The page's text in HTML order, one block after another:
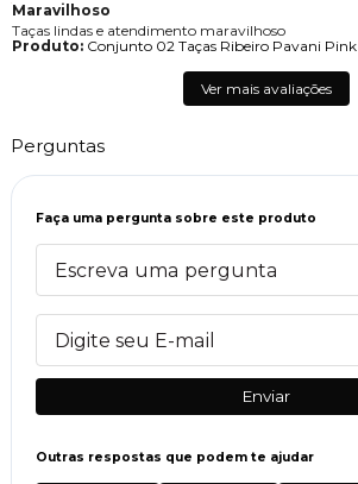
Maravilhoso
Taças lindas e atendimento maravilhoso
Produto:Conjunto 02 Taças Ribeiro Pavani Pink
Ver mais avaliações
Perguntas
Faça uma pergunta sobre este produto
Enviar
Outras respostas que podem te ajudar